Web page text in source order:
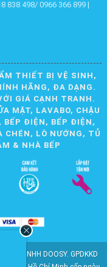
838 498/ 0966 366 899 |
THIẾT BỊ VỆ SINH,
HÃNG, ĐA DẠNG.
GIÁ CẠNH TRANH.
MẶT, LAVABO, CHẬU
BẾP ĐIỆN, BẾP ĐIỆN,
CHÉN, LÒ NƯỚNG, TỦ
& NHÀ BẾP
TY TNHH DOOSY. GPDKKD